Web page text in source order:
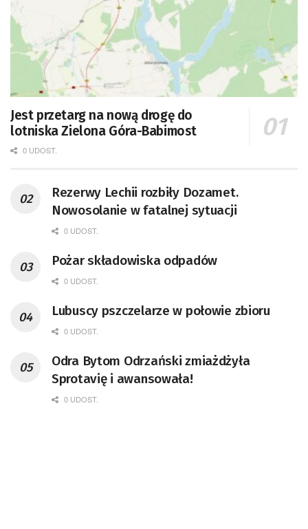
Jest przetarg na nową drogę do
lotniska Zielona Góra-Babimost
0 UDOST.
Rezerwy Lechii rozbiły Dozamet.
Nowosolanie w fatalnej sytuacji
0 UDOST.
Pożar składowiska odpadów
0 UDOST.
Lubuscy pszczelarze w połowie zbioru
0 UDOST.
Odra Bytom Odrzański zmiażdżyła
Sprotavię i awansowała!
0 UDOST.